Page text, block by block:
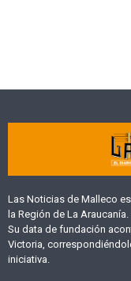
Las Noticias de Malleco
la Región de La Araucanía.
Su data de fundación
Victoria,
iniciativa.